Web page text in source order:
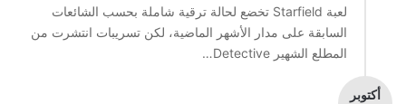
لعبة Starfield تخضع لحالة ترقية شاملة بحسب الشائعات
السابقة على مدار الأشهر الماضية، لكن تسريبات انتشرت من
المطلع الشهير Detective…
أكتوبر